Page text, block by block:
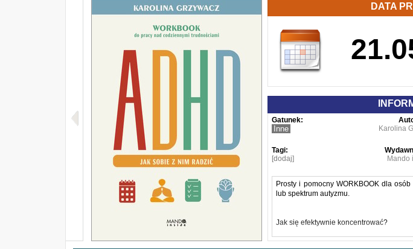
DATA
Gatunek:
Inne
Karolina
Tagi:
[dodaj]
Mando
Prosty i pomocny WORKBOOK dla
lub spektrum autyzmu.
Jak się efektywnie koncentrować?